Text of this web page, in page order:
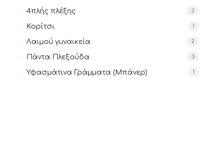
4πλής πλέξης 2
Κορίτσι 1
Λαιμού γυναικεία 2
Πάντα Πλεξούδα 3
Υφασμάτινα Γράμματα (Μπάνερ) 1